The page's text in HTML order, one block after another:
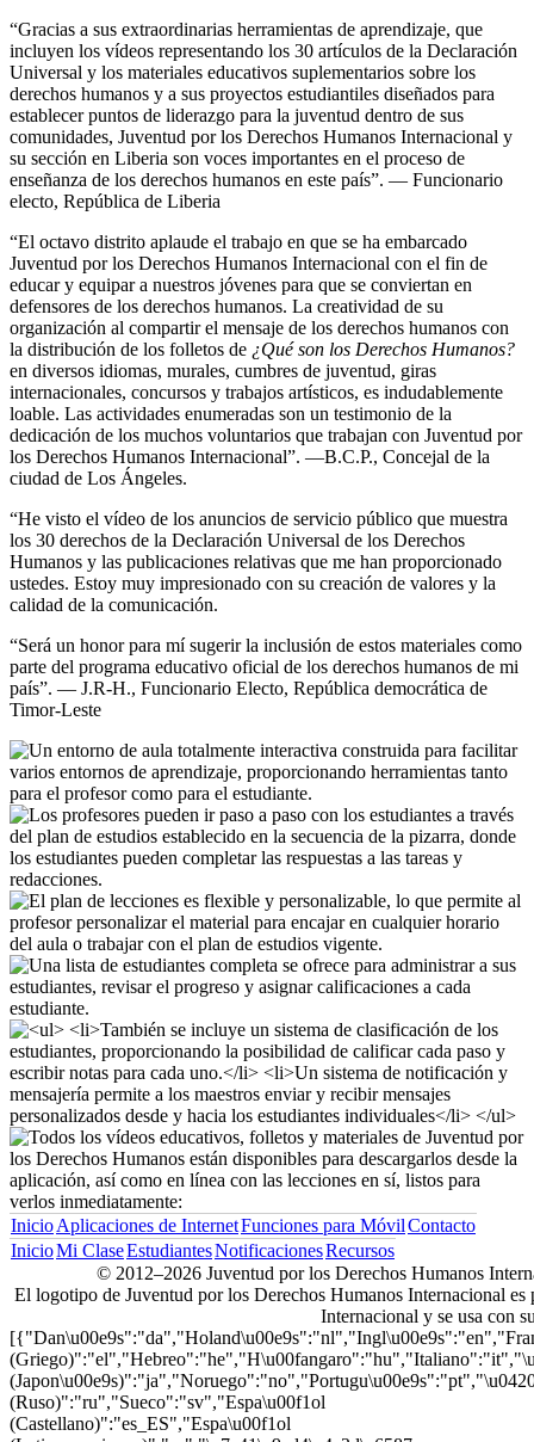
“Gracias a sus extraordinarias herramientas de aprendizaje, que
incluyen los vídeos representando los 30 artículos de la Declaración
Universal y los materiales educativos suplementarios sobre los
derechos humanos y a sus proyectos estudiantiles diseñados para
establecer puntos de liderazgo para la juventud dentro de sus
comunidades, Juventud por los Derechos Humanos Internacional y
su sección en Liberia son voces importantes en el proceso de
enseñanza de los derechos humanos en este país”. — Funcionario
electo, República de Liberia
“El octavo distrito aplaude el trabajo en que se ha embarcado
Juventud por los Derechos Humanos Internacional con el fin de
educar y equipar a nuestros jóvenes para que se conviertan en
defensores de los derechos humanos. La creatividad de su
organización al compartir el mensaje de los derechos humanos con
la distribución de los folletos de ¿Qué son los Derechos Humanos?
en diversos idiomas, murales, cumbres de juventud, giras
internacionales, concursos y trabajos artísticos, es indudablemente
loable. Las actividades enumeradas son un testimonio de la
dedicación de los muchos voluntarios que trabajan con Juventud por
los Derechos Humanos Internacional”. —B.C.P., Concejal de la
ciudad de Los Ángeles.
“He visto el vídeo de los anuncios de servicio público que muestra
los 30 derechos de la Declaración Universal de los Derechos
Humanos y las publicaciones relativas que me han proporcionado
ustedes. Estoy muy impresionado con su creación de valores y la
calidad de la comunicación.
“Será un honor para mí sugerir la inclusión de estos materiales como
parte del programa educativo oficial de los derechos humanos de mi
país”. — J.R-H., Funcionario Electo, República democrática de
Timor-Leste
InicioAplicaciones de InternetFunciones para MóvilContacto
InicioMi ClaseEstudiantesNotificacionesRecursos
© 2012–2026 Juventud por los Derechos Humanos
El logotipo de Juventud por los Derechos Humanos Internacional
Internacional y se usa con
(Ruso)":"ru","Sueco":"sv","Espa\u00f1ol
(Castellano)":"es_ES","Espa\u00f1ol